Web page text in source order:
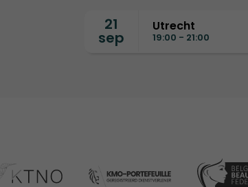
21
sep
Utrecht
19:00 - 21:00